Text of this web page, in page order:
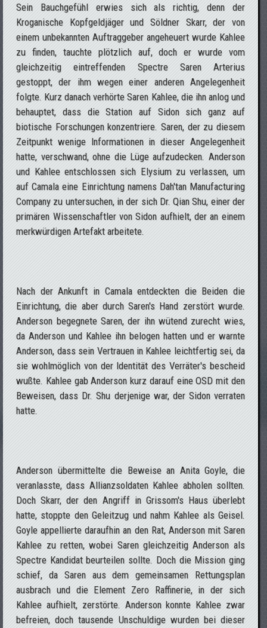
Sein Bauchgefühl erwies sich als richtig, denn der
Kroganische Kopfgeldjäger und Söldner Skarr, der von
einem unbekannten Auftraggeber angeheuert wurde Kahlee
zu finden, tauchte plötzlich auf, doch er wurde vom
gleichzeitig eintreffenden Spectre Saren Arterius
gestoppt, der ihm wegen einer anderen Angelegenheit
folgte. Kurz danach verhörte Saren Kahlee, die ihn anlog und
behauptet, dass die Station auf Sidon sich ganz auf
biotische Forschungen konzentriere. Saren, der zu diesem
Zeitpunkt wenige Informationen in dieser Angelegenheit
hatte, verschwand, ohne die Lüge aufzudecken. Anderson
und Kahlee entschlossen sich Elysium zu verlassen, um
auf Camala eine Einrichtung namens Dah'tan Manufacturing
Company zu untersuchen, in der sich Dr. Qian Shu, einer der
primären Wissenschaftler von Sidon aufhielt, der an einem
merkwürdigen Artefakt arbeitete.
Nach der Ankunft in Camala entdeckten die Beiden die
Einrichtung, die aber durch Saren's Hand zerstört wurde.
Anderson begegnete Saren, der ihn wütend zurecht wies,
da Anderson und Kahlee ihn belogen hatten und er warnte
Anderson, dass sein Vertrauen in Kahlee leichtfertig sei, da
sie wohlmöglich von der Identität des Verräter's bescheid
wußte. Kahlee gab Anderson kurz darauf eine OSD mit den
Beweisen, dass Dr. Shu derjenige war, der Sidon verraten
hatte.
Anderson übermittelte die Beweise an Anita Goyle, die
veranlasste, dass Allianzsoldaten Kahlee abholen sollten.
Doch Skarr, der den Angriff in Grissom's Haus überlebt
hatte, stoppte den Geleitzug und nahm Kahlee als Geisel.
Goyle appellierte daraufhin an den Rat, Anderson mit Saren
Kahlee zu retten, wobei Saren gleichzeitig Anderson als
Spectre Kandidat beurteilen sollte. Doch die Mission ging
schief, da Saren aus dem gemeinsamen Rettungsplan
ausbrach und die Element Zero Raffinerie, in der sich
Kahlee aufhielt, zerstörte. Anderson konnte Kahlee zwar
befreien, doch tausende Unschuldige wurden bei dieser